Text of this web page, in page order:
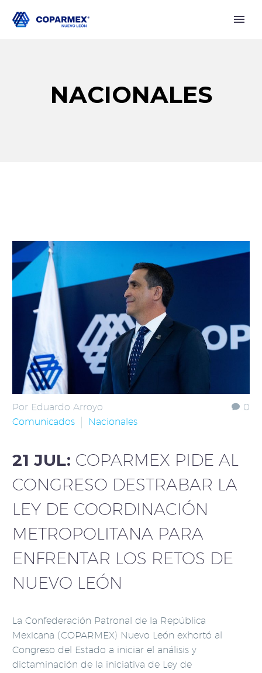
NACIONALES
0
Por Eduardo Arroyo
Comunicados
Nacionales
21 JUL: COPARMEX PIDE AL
CONGRESO DESTRABAR LA
LEY DE COORDINACIÓN
METROPOLITANA PARA
ENFRENTAR LOS RETOS DE
NUEVO LEÓN
La Confederación Patronal de la República
Mexicana (COPARMEX) Nuevo León exhortó al
Congreso del Estado a iniciar el análisis y
dictaminación de la iniciativa de Ley de